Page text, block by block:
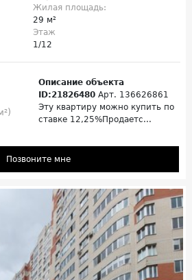
Жилая площадь:
29 м²
Этаж
1/12
Описание объекта
ID:21826480 Арт. 136626861
Эту квартиру можно купить по
ставке 12,25%Продаетс...
Позвоните мне